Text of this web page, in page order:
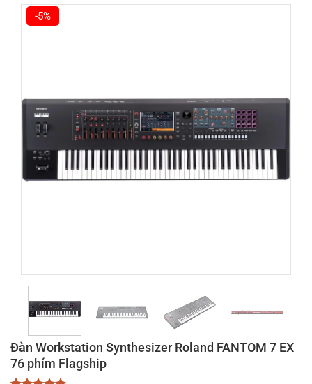
-5%
Đàn Workstation Synthesizer Roland FANTOM 7 EX
76 phím Flagship